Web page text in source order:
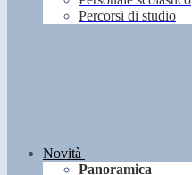
Percorsi di studio
Novità
Panoramica